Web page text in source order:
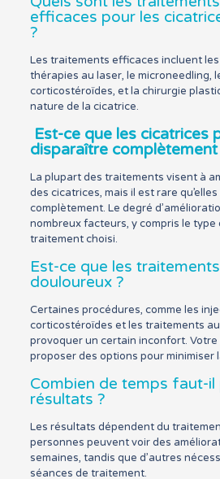
efficaces pour les
?
Les traitements efficaces incluent
thérapies au laser, le microneedling,
corticostéroïdes, et la chirurgie
nature de la cicatrice.
Est-ce que les cicatrices
disparaître complètement
La plupart des traitements visent à
des cicatrices, mais il est rare
complètement. Le degré
nombreux facteurs, y compris le type
traitement choisi.
Est-ce que les
douloureux ?
Certaines procédures, comme les
corticostéroïdes et les traitements
provoquer un certain inconfort.
proposer des options pour minimiser
Combien de temps faut-il
résultats ?
Les résultats dépendent du
personnes peuvent voir des
semaines, tandis que d’autres
séances de traitement.